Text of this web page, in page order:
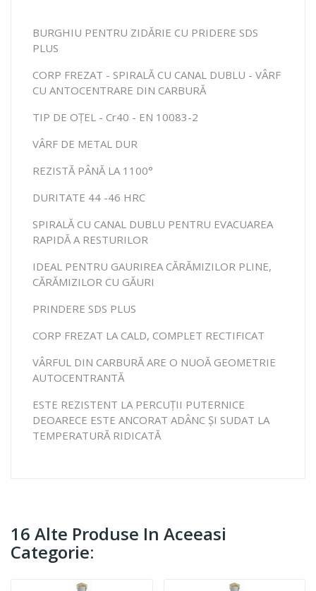
BURGHIU PENTRU ZIDĂRIE CU PRIDERE SDS
PLUS
CORP FREZAT - SPIRALĂ CU CANAL DUBLU - VÂRF
CU ANTOCENTRARE DIN CARBURĂ
TIP DE OȚEL - Cr40 - EN 10083-2
VÂRF DE METAL DUR
REZISTĂ PÂNĂ LA 1100°
DURITATE 44 -46 HRC
SPIRALĂ CU CANAL DUBLU PENTRU EVACUAREA
RAPIDĂ A RESTURILOR
IDEAL PENTRU GAURIREA CĂRĂMIZILOR PLINE,
CĂRĂMIZILOR CU GĂURI
PRINDERE SDS PLUS
CORP FREZAT LA CALD, COMPLET RECTIFICAT
VÂRFUL DIN CARBURĂ ARE O NUOĂ GEOMETRIE
AUTOCENTRANTĂ
ESTE REZISTENT LA PERCUȚII PUTERNICE
DEOARECE ESTE ANCORAT ADÂNC ȘI SUDAT LA
TEMPERATURĂ RIDICATĂ
16 Alte Produse In Aceeasi
Categorie: